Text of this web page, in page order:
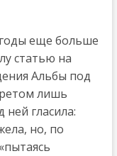
еще больше
статью на
Альбы под
лишь
гласила:
но, по